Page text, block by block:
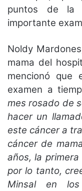
puntos de la
importante
Noldy
mama del
mencionó que
examen a
mes rosado de
hacer un
este cáncer a
cáncer de
años, la
por lo tanto,
Minsal en